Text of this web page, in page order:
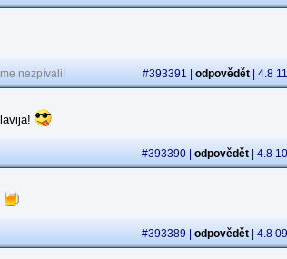
nezpívali! #393391 | odpovědět | 4.8
#393390 | odpovědět | 4.8
#393389 | odpovědět | 4.8